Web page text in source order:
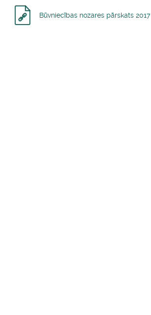
Būvniecības nozares pārskats 2017